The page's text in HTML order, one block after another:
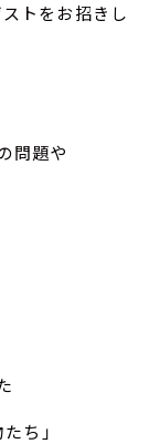
トをお招きし
問題や
ち」